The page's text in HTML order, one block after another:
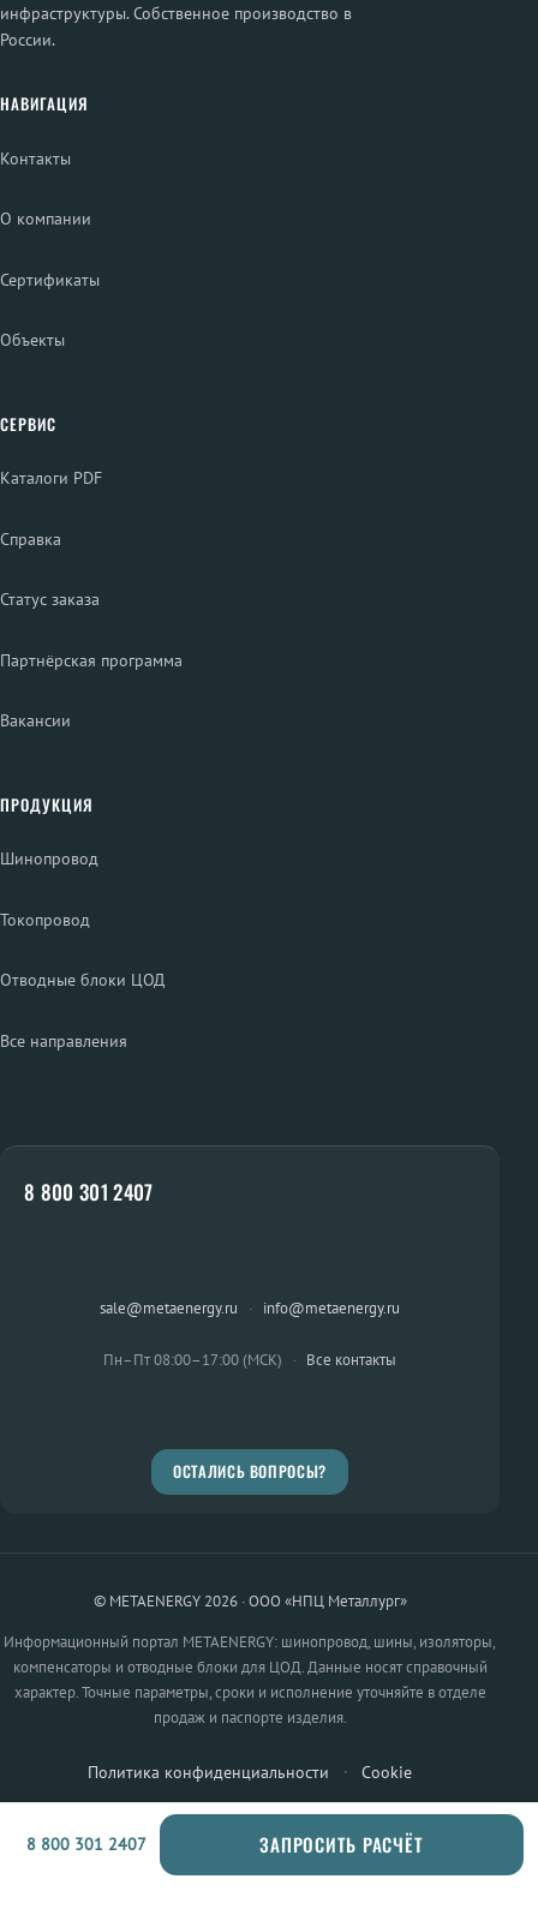
инфраструктуры. Собственное производство в
России.
НАВИГАЦИЯ
Контакты
О компании
Сертификаты
Объекты
СЕРВИС
Каталоги PDF
Справка
Статус заказа
Партнёрская программа
Вакансии
ПРОДУКЦИЯ
Шинопровод
Токопровод
Отводные блоки ЦОД
Все направления
8 800 301 2407
sale@metaenergy.ru · info@metaenergy.ru
Пн–Пт 08:00–17:00 (МСК) · Все контакты
ОСТАЛИСЬ ВОПРОСЫ?
© METAENERGY 2026 · ООО «НПЦ Металлург»
Информационный портал METAENERGY: шинопровод, шины, изоляторы,
компенсаторы и отводные блоки для ЦОД. Данные носят справочный
характер. Точные параметры, сроки и исполнение уточняйте в отделе
продаж и паспорте изделия.
Политика конфиденциальности · Cookie
8 800 301 2407 ЗАПРОСИТЬ РАСЧЁТ